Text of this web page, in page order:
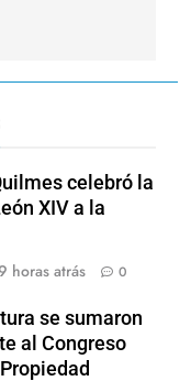
celebró la
XIV a la
horas atrás 0
se sumaron
al Congreso